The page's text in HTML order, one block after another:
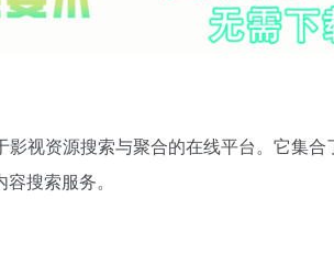
视资源搜索与聚合的在线平台。它集
搜索服务。